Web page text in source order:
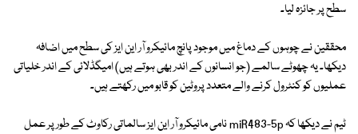
سطح پر جائزہ لیا۔
محققین نے چوہوں کے دماغ میں موجود پانچ مائیکرو آر این ایز کی سطح میں اضافہ
دیکھا۔ یہ چھوٹے سالمے (جو انسانوں کے اندر بھی ہوتے ہیں) امیگڈلائی کے اندر خلیاتی
عملیوں کو کنٹرول کرنے والے متعدد پروٹین کو قابو میں رکھتے ہیں۔
ٹیم نے دیکھا کہ miR483-5p نامی مائیکرو آر این ایز سالماتی رکاوٹ کے طور پر عمل